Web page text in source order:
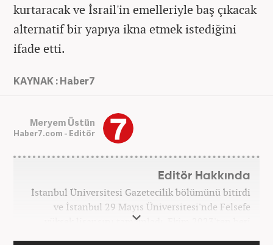
kurtaracak ve İsrail'in emelleriyle baş çıkacak
alternatif bir yapıya ikna etmek istediğini
ifade etti.
KAYNAK : Haber7
Meryem Üstün
Haber7.com - Editör
Editör Hakkında
İstanbul Üniversitesi Gazetecilik bölümünü bitirdi
ve İstanbul 29 Mayıs Üniversitesi'nde Felsefe
yüksek lisansını tamamladı. Ekim 2023'ten beri